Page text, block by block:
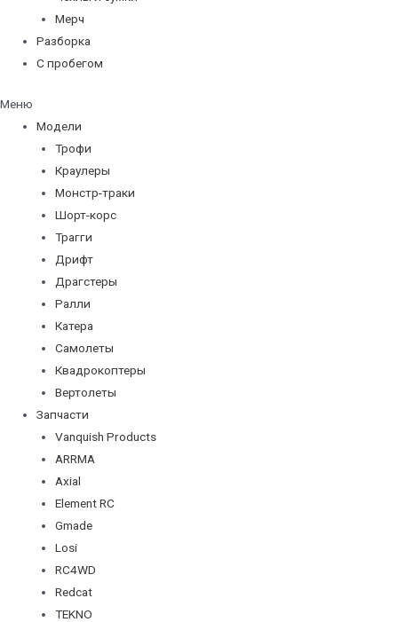
Мерч
Разборка
С пробегом
Меню
Модели
Трофи
Краулеры
Монстр-траки
Шорт-корс
Трагги
Дрифт
Драгстеры
Ралли
Катера
Самолеты
Квадрокоптеры
Вертолеты
Запчасти
Vanquish Products
ARRMA
Axial
Element RC
Gmade
Losi
RC4WD
Redcat
TEKNO